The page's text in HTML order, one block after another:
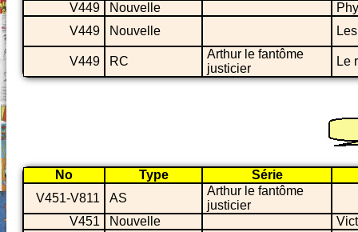
V449
Nouvelle
V449
Nouvelle
V449 RC
Arthur le fantôme
justicier
Le
No Type
Série
V451-V811
AS
Arthur le fantôme
justicier
V451
Nouvelle